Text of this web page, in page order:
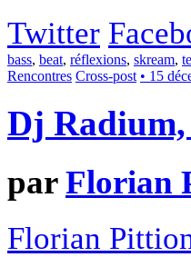
Twitter
bass, beat, réflexions, skream,
Rencontres Cross-post • 15
Dj Radium,
parFlorian
Florian